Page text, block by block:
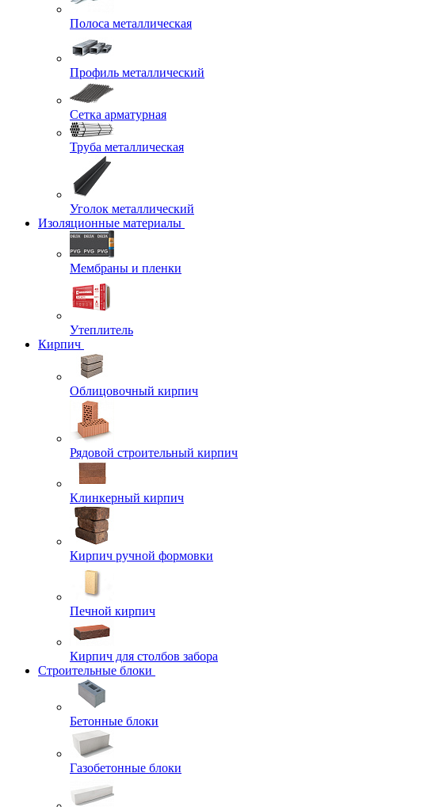
Полоса металлическая
Профиль металлический
Сетка арматурная
Труба металлическая
Уголок металлический
Изоляционные материалы
Мембраны и пленки
Утеплитель
Кирпич
Облицовочный кирпич
Рядовой строительный кирпич
Клинкерный кирпич
Кирпич ручной формовки
Печной кирпич
Кирпич для столбов забора
Строительные блоки
Бетонные блоки
Газобетонные блоки